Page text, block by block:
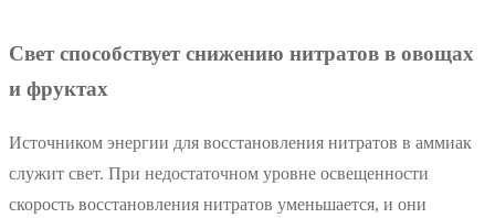
Свет способствует снижению нитратов в овощах
и фруктах
Источником энергии для восстановления нитратов в аммиак
служит свет. При недостаточном уровне освещенности
скорость восстановления нитратов уменьшается, и они